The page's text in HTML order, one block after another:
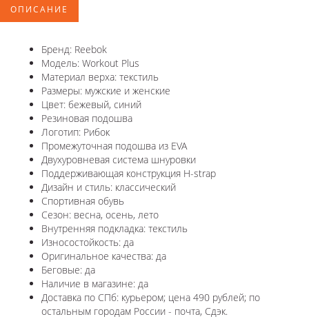
ОПИСАНИЕ
Бренд: Reebok
Модель: Workout Plus
Материал верха: текстиль
Размеры: мужские и женские
Цвет: бежевый, синий
Резиновая подошва
Логотип: Рибок
Промежуточная подошва из EVA
Двухуровневая система шнуровки
Поддерживающая конструкция H-strap
Дизайн и стиль: классический
Спортивная обувь
Сезон: весна, осень, лето
Внутренняя подкладка: текстиль
Износостойкость: да
Оригинальное качества: да
Беговые: да
Наличие в магазине: да
Доставка по СПб: курьером; цена 490 рублей; по
остальным городам России - почта, Сдэк.